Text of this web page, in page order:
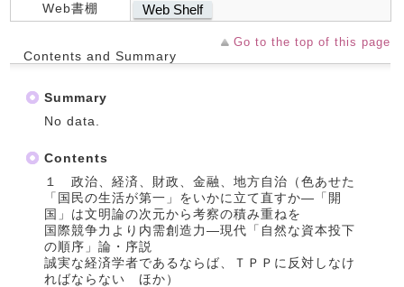
Web書棚 Web Shelf
Go to the top of this page
Contents and Summary
Summary
No data.
Contents
１ 政治、経済、財政、金融、地方自治（色あせた
「国民の生活が第一」をいかに立て直すか―「開
国」は文明論の次元から考察の積み重ねを
国際競争力より内需創造力―現代「自然な資本投下
の順序」論・序説
誠実な経済学者であるならば、ＴＰＰに反対しなけ
ればならない ほか）